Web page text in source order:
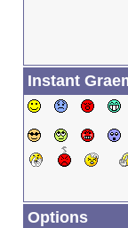
Instant
Options